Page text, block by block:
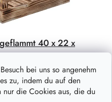
bei uns so angenehm
zu, indem du auf den
nur die Cookies aus, die du
40 x 22 x
erstklassigem,
Solides
Oberfläche.